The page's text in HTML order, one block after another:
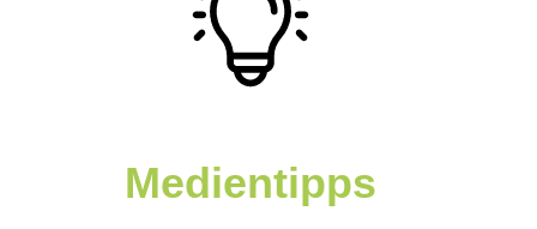
Medientipps